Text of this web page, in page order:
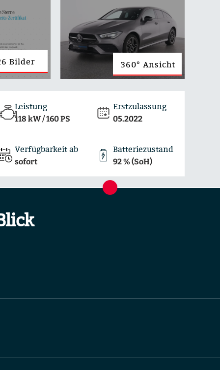
Bilder 360° Ansicht
Leistung
118 kW / 160 PS
Erstzulassung
05.2022
Verfügbarkeit ab
sofort
Batteriezustand
92 % (SoH)